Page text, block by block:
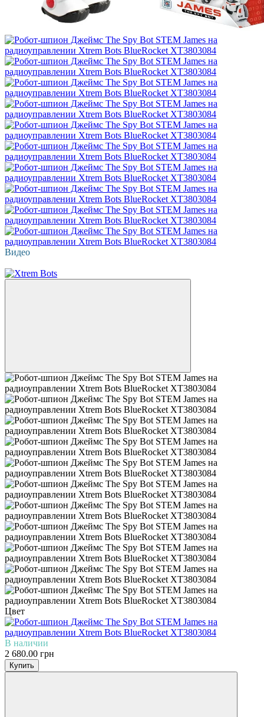
Видео
Цвет
В наличии
2 680.00 грн
Купить